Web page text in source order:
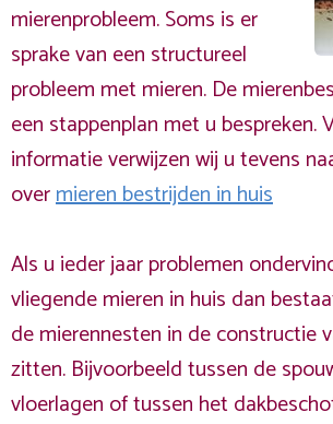
mierenprobleem. Soms is er
sprake van een structureel
probleem met mieren. De
een stappenplan met u bespreken.
informatie verwijzen wij u tevens
overmieren bestrijden in huis
Als u ieder jaar problemen
vliegende mieren in huis dan
de mierennesten in de constructie
zitten. Bijvoorbeeld tussen de
vloerlagen of tussen het